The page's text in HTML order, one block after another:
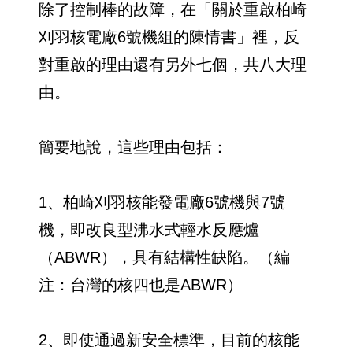
除了控制棒的故障，在「關於重啟柏崎
刈羽核電廠6號機組的陳情書」裡，反
對重啟的理由還有另外七個，共八大理
由。
簡要地說，這些理由包括：
1、柏崎刈羽核能發電廠6號機與7號
機，即改良型沸水式輕水反應爐
（ABWR），具有結構性缺陷。（編
注：台灣的核四也是ABWR）
2、即使通過新安全標準，目前的核能